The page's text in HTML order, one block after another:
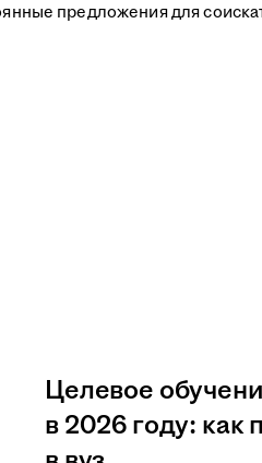
предложения для
Целевое
в 2026 году: как